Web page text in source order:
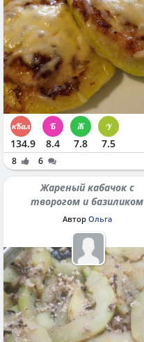
134.9 8.4 7.8 7.5
8 6
Жареный кабачок с
творогом и базиликом
Автор Ольга